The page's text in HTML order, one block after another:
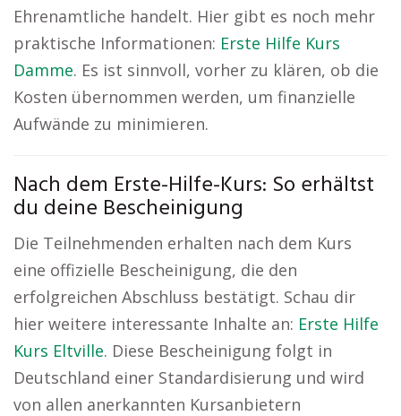
Ehrenamtliche handelt. Hier gibt es noch mehr
praktische Informationen: Erste Hilfe Kurs
Damme. Es ist sinnvoll, vorher zu klären, ob die
Kosten übernommen werden, um finanzielle
Aufwände zu minimieren.
Nach dem Erste-Hilfe-Kurs: So erhältst
du deine Bescheinigung
Die Teilnehmenden erhalten nach dem Kurs
eine offizielle Bescheinigung, die den
erfolgreichen Abschluss bestätigt. Schau dir
hier weitere interessante Inhalte an: Erste Hilfe
Kurs Eltville. Diese Bescheinigung folgt in
Deutschland einer Standardisierung und wird
von allen anerkannten Kursanbietern